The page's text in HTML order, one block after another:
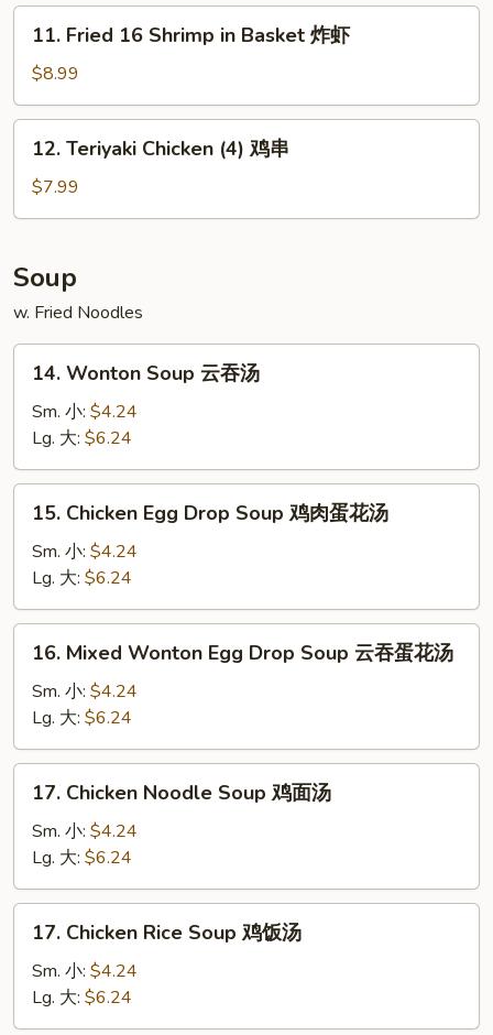
(6)
Fried
16
Shrimp
in
Basket
11. Fried 16 Shrimp in Basket 炸虾
$8.99
Teriyaki
Chicken
(4)
串
12. Teriyaki Chicken (4) 鸡串
$7.99
Soup
w. Fried Noodles
Wonton
Soup
吞
汤
14. Wonton Soup 云吞汤
Sm. 小: $4.24
Lg. 大: $6.24
Chicken
Egg
Drop
Soup
鸡
15. Chicken Egg Drop Soup 鸡肉蛋花汤
Sm. 小: $4.24
Lg. 大: $6.24
Mixed
Wonton
Egg
Drop
Soup
汤
16. Mixed Wonton Egg Drop Soup 云吞蛋花汤
Sm. 小: $4.24
Lg. 大: $6.24
Chicken
Noodle
Soup
鸡
面
17. Chicken Noodle Soup 鸡面汤
Sm. 小: $4.24
Lg. 大: $6.24
Chicken
Rice
Soup
鸡
17. Chicken Rice Soup 鸡饭汤
Sm. 小: $4.24
Lg. 大: $6.24